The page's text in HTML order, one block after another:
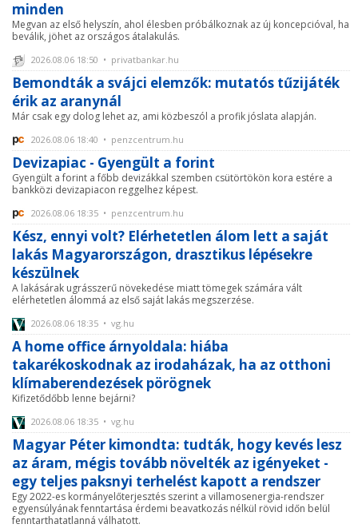
minden
Megvan az első helyszín, ahol élesben próbálkoznak az új koncepcióval, ha
beválik, jöhet az országos átalakulás.
2026.08.06 18:50 • privatbankar.hu
Bemondták a svájci elemzők: mutatós tűzijáték
érik az aranynál
Már csak egy dolog lehet az, ami közbeszól a profik jóslata alapján.
2026.08.06 18:40 • penzcentrum.hu
Devizapiac - Gyengült a forint
Gyengült a forint a főbb devizákkal szemben csütörtökön kora estére a
bankközi devizapiacon reggelhez képest.
2026.08.06 18:35 • penzcentrum.hu
Kész, ennyi volt? Elérhetetlen álom lett a saját
lakás Magyarországon, drasztikus lépésekre
készülnek
A lakásárak ugrásszerű növekedése miatt tömegek számára vált
elérhetetlen álommá az első saját lakás megszerzése.
2026.08.06 18:35 • vg.hu
A home office árnyoldala: hiába
takarékoskodnak az irodaházak, ha az otthoni
klímaberendezések pörögnek
Kifizetődőbb lenne bejárni?
2026.08.06 18:35 • vg.hu
Magyar Péter kimondta: tudták, hogy kevés lesz
az áram, mégis tovább növelték az igényeket -
egy teljes paksnyi terhelést kapott a rendszer
Egy 2022-es kormányelőterjesztés szerint a villamosenergia-rendszer
egyensúlyának fenntartása érdemi beavatkozás nélkül rövid időn belül
fenntarthatatlanná válhatott.